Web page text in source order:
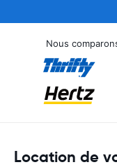
Nous
Location de